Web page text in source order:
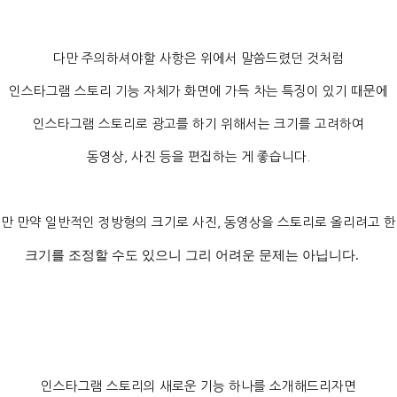
다만 주의하셔야할 사항은 위에서 말씀드렸던 것처럼
인스타그램 스토리 기능 자체가 화면에 가득 차는 특징이 있기 때문에
인스타그램 스토리로 광고를 하기 위해서는 크기를 고려하여
동영상 사진 등을 편집하는 게 좋습니다
만약 일반적인 정방형의 크기로 사진 동영상을 스토리로 올리려고
크기를 조정할 수도 있으니 그리 어려운 문제는 아닙니다.
인스타그램 스토리의 새로운 기능 하나를 소개해드리자면